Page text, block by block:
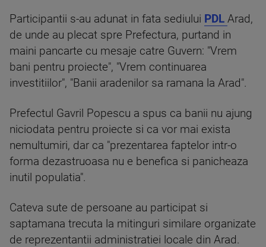
Participantii s-au adunat in fata sediului PDL Arad,
de unde au plecat spre Prefectura, purtand in
maini pancarte cu mesaje catre Guvern: "Vrem
bani pentru proiecte", "Vrem continuarea
investitiilor", "Banii aradenilor sa ramana la Arad".
Prefectul Gavril Popescu a spus ca banii nu ajung
niciodata pentru proiecte si ca vor mai exista
nemultumiri, dar ca "prezentarea faptelor intr-o
forma dezastruoasa nu e benefica si panicheaza
inutil populatia".
Cateva sute de persoane au participat si
saptamana trecuta la mitinguri similare organizate
de reprezentantii administratiei locale din Arad.